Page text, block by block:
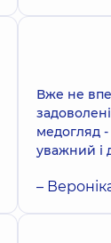
Вже не
медогляд
уважний і
–